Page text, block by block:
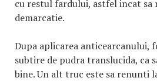
cu restul fardului, astfel incat sa
demarcatie.
Dupa aplicarea anticearcanului,
subtire de pudra translucida, ca
bine. Un alt truc este sa renunti